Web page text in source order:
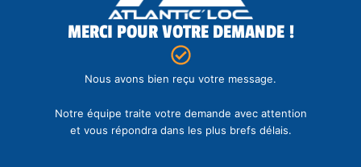
MERCI POUR VOTRE DEMANDE !
Nous avons bien reçu votre message.
Notre équipe traite votre demande avec attention
et vous répondra dans les plus brefs délais.